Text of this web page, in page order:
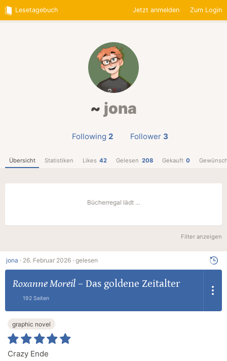
Lesetagebuch Jetzt anmelden Zum Login
~ jona
Following 2 Follower 3
Übersicht Statistiken Likes 42 Gelesen 208 Gekauft 0
Bücherregal lädt …
Filter anzeigen
jona · 26. Februar 2026 · gelesen
Roxanne Moreil– Das goldene Zeitalter
192 Seiten
graphic novel
Crazy Ende